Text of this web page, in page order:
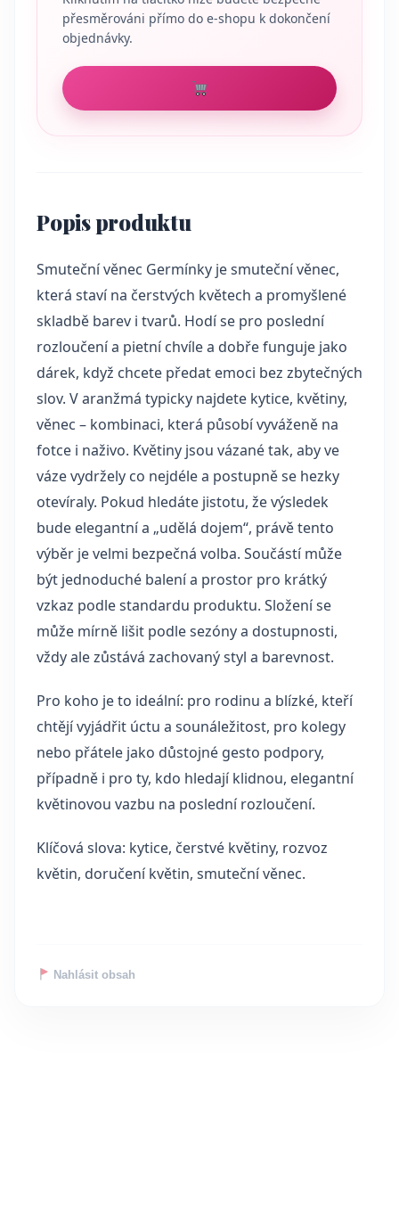
přesměrováni přímo do e-shopu k dokončení
objednávky.
Popis produktu
Smuteční věnec Germínky je smuteční věnec,
která staví na čerstvých květech a promyšlené
skladbě barev i tvarů. Hodí se pro poslední
rozloučení a pietní chvíle a dobře funguje jako
dárek, když chcete předat emoci bez zbytečných
slov. V aranžmá typicky najdete kytice, květiny,
věnec – kombinaci, která působí vyváženě na
fotce i naživo. Květiny jsou vázané tak, aby ve
váze vydržely co nejdéle a postupně se hezky
otevíraly. Pokud hledáte jistotu, že výsledek
bude elegantní a „udělá dojem“, právě tento
výběr je velmi bezpečná volba. Součástí může
být jednoduché balení a prostor pro krátký
vzkaz podle standardu produktu. Složení se
může mírně lišit podle sezóny a dostupnosti,
vždy ale zůstává zachovaný styl a barevnost.
Pro koho je to ideální: pro rodinu a blízké, kteří
chtějí vyjádřit úctu a sounáležitost, pro kolegy
nebo přátele jako důstojné gesto podpory,
případně i pro ty, kdo hledají klidnou, elegantní
květinovou vazbu na poslední rozloučení.
Klíčová slova: kytice, čerstvé květiny, rozvoz
květin, doručení květin, smuteční věnec.
Nahlásit obsah